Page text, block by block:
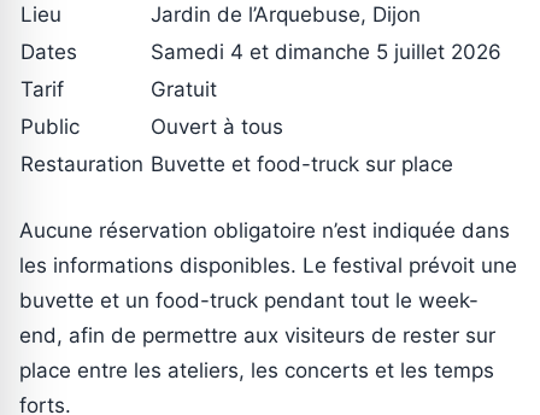
Lieu
Jardin de l’Arquebuse, Dijon
Dates
Samedi 4 et dimanche 5 juillet 2026
Tarif
Gratuit
Public
Ouvert à tous
Restauration Buvette et food-truck sur place
Aucune réservation obligatoire n’est indiquée dans
les informations disponibles. Le festival prévoit une
buvette et un food-truck pendant tout le week-
end, afin de permettre aux visiteurs de rester sur
place entre les ateliers, les concerts et les temps
forts.